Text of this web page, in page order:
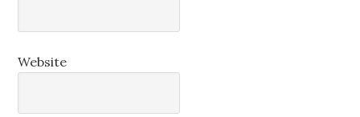
Website